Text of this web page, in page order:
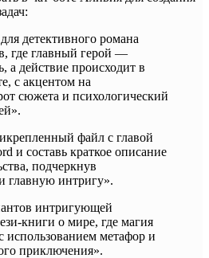
детективного романа
где главный герой —
а действие происходит в
с акцентом на
сюжета и психологический
файл с главой
и составь краткое описание
подчеркнув
главную интригу».
интригующей
книги о мире, где магия
использованием метафор и
приключения».